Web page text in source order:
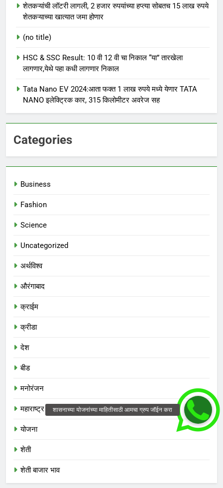
शेतकऱ्यांची लॉटरी लागली, 2 हजार रुपयांच्या हप्त्या सोबतच 15 लाख रुपये
शेतकऱ्याच्या खात्यात जमा होणार
(no title)
HSC & SSC Result: 10 वी 12 वी चा निकाल “या” तारखेला
लागणार,येथे पहा कधी लागणार निकाल
Tata Nano EV 2024:आता फक्त 1 लाख रुपये मध्ये येणार TATA
NANO इलेक्ट्रिक कार, 315 किलोमीटर अवरेज सह
Categories
Business
Fashion
Science
Uncategorized
अर्थविश्व
औरंगाबाद
क्राईम
क्रीडा
देश
बीड
मनोरंजन
महाराष्ट्र
योजना
शेती
शेती बाजार भाव